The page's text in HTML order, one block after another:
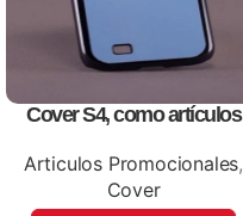
Cover S4, como artículos
Articulos Promocionales,
Cover